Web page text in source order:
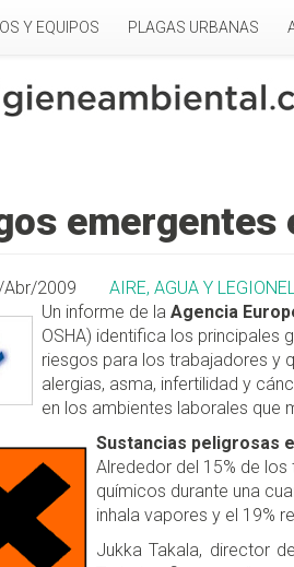
Y EQUIPOS PLAGAS URBANAS
2009
AIRE, AGUA Y
Un informe de la Agencia
OSHA) identifica los principales
riesgos para los trabajadores y
alergias, asma, infertilidad y
en los ambientes laborales que
Sustancias peligrosas
Alrededor del 15% de
químicos durante una
inhala vapores y el 19%
Jukka Takala, director